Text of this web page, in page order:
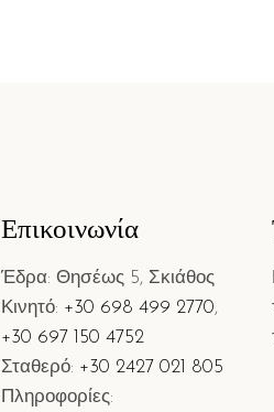
Επικοινωνία
Έδρα: Θησέως 5, Σκιάθος
Κινητό: +30 698 499 2770,
+30 697 150 4752
Σταθερό: +30 2427 021 805
Πληροφορίες: